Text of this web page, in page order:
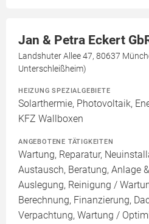
Jan & Petra Eckert
Landshuter Allee 47, 80637
Unterschleißheim)
HEIZUNG SPEZIALGEBIETE
Solarthermie, Photovoltaik,
KFZ Wallboxen
ANGEBOTENE TÄTIGKEITEN
Wartung, Reparatur,
Austausch, Beratung, Anlage
Auslegung, Reinigung /
Berechnung, Finanzierung,
Verpachtung, Wartung /